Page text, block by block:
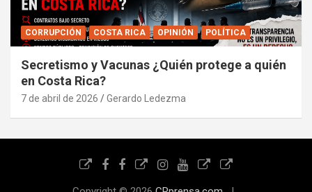
CORRUPCIÓN COSTA RICA OPINIÓN POLÍTICA
Secretismo y Vacunas ¿Quién protege a quién
en Costa Rica?
7 de abril de 2026 Gerardo Ledezma